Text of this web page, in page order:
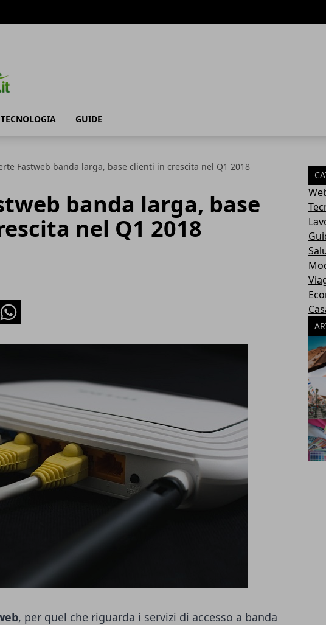
TECNOLOGIA GUIDE
Fastweb banda larga, base clienti in crescita nel Q1 2018
banda larga, base
nel Q1 2018
Whatsapp
, per quel che riguarda i servizi di accesso a banda